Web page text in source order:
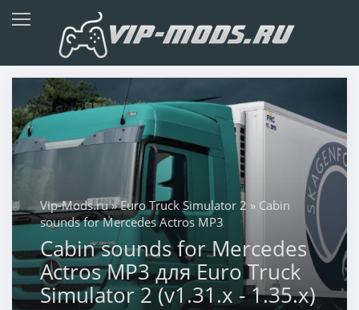
Vip-Mods.ru»Euro Truck Simulator 2 » Cabin
sounds for Mercedes Actros MP3
Cabin sounds for Mercedes
Actros MP3 для Euro Truck
Simulator 2 (v1.31.x - 1.35.x)